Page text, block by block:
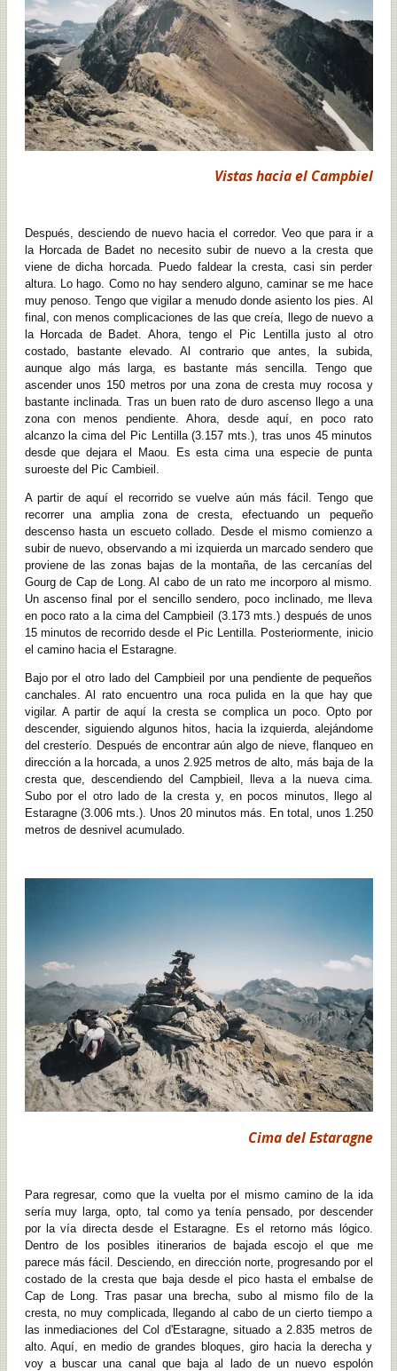
Vistas hacia el Campbiel
Después, desciendo de nuevo hacia el corredor. Veo que para ir a
la Horcada de Badet no necesito subir de nuevo a la cresta que
viene de dicha horcada. Puedo faldear la cresta, casi sin perder
altura. Lo hago. Como no hay sendero alguno, caminar se me hace
muy penoso. Tengo que vigilar a menudo donde asiento los pies. Al
final, con menos complicaciones de las que creía, llego de nuevo a
la Horcada de Badet. Ahora, tengo el Pic Lentilla justo al otro
costado, bastante elevado. Al contrario que antes, la subida,
aunque algo más larga, es bastante más sencilla. Tengo que
ascender unos 150 metros por una zona de cresta muy rocosa y
bastante inclinada. Tras un buen rato de duro ascenso llego a una
zona con menos pendiente. Ahora, desde aquí, en poco rato
alcanzo la cima del Pic Lentilla (3.157 mts.), tras unos 45 minutos
desde que dejara el Maou. Es esta cima una especie de punta
suroeste del Pic Cambieil.
A partir de aquí el recorrido se vuelve aún más fácil. Tengo que
recorrer una amplia zona de cresta, efectuando un pequeño
descenso hasta un escueto collado. Desde el mismo comienzo a
subir de nuevo, observando a mi izquierda un marcado sendero que
proviene de las zonas bajas de la montaña, de las cercanías del
Gourg de Cap de Long. Al cabo de un rato me incorporo al mismo.
Un ascenso final por el sencillo sendero, poco inclinado, me lleva
en poco rato a la cima del Campbieil (3.173 mts.) después de unos
15 minutos de recorrido desde el Pic Lentilla. Posteriormente, inicio
el camino hacia el Estaragne.
Bajo por el otro lado del Campbieil por una pendiente de pequeños
canchales. Al rato encuentro una roca pulida en la que hay que
vigilar. A partir de aquí la cresta se complica un poco. Opto por
descender, siguiendo algunos hitos, hacia la izquierda, alejándome
del cresterío. Después de encontrar aún algo de nieve, flanqueo en
dirección a la horcada, a unos 2.925 metros de alto, más baja de la
cresta que, descendiendo del Campbieil, lleva a la nueva cima.
Subo por el otro lado de la cresta y, en pocos minutos, llego al
Estaragne (3.006 mts.). Unos 20 minutos más. En total, unos 1.250
metros de desnivel acumulado.
Cima del Estaragne
Para regresar, como que la vuelta por el mismo camino de la ida
sería muy larga, opto, tal como ya tenía pensado, por descender
por la vía directa desde el Estaragne. Es el retorno más lógico.
Dentro de los posibles itinerarios de bajada escojo el que me
parece más fácil. Desciendo, en dirección norte, progresando por el
costado de la cresta que baja desde el pico hasta el embalse de
Cap de Long. Tras pasar una brecha, subo al mismo filo de la
cresta, no muy complicada, llegando al cabo de un cierto tiempo a
las inmediaciones del Col d'Estaragne, situado a 2.835 metros de
alto. Aquí, en medio de grandes bloques, giro hacia la derecha y
voy a buscar una canal que baja al lado de un nuevo espolón